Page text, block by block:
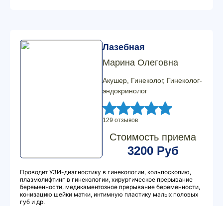
Лазебная
Марина Олеговна
Акушер, Гинеколог, Гинеколог-
эндокринолог
129 отзывов
Стоимость приема
3200 Руб
Проводит УЗИ-диагностику в гинекологии, кольпоскопию,
плазмолифтинг в гинекологии, хирургическое прерывание
беременности, медикаментозное прерывание беременности,
конизацию шейки матки, интимную пластику малых половых
губ и др.